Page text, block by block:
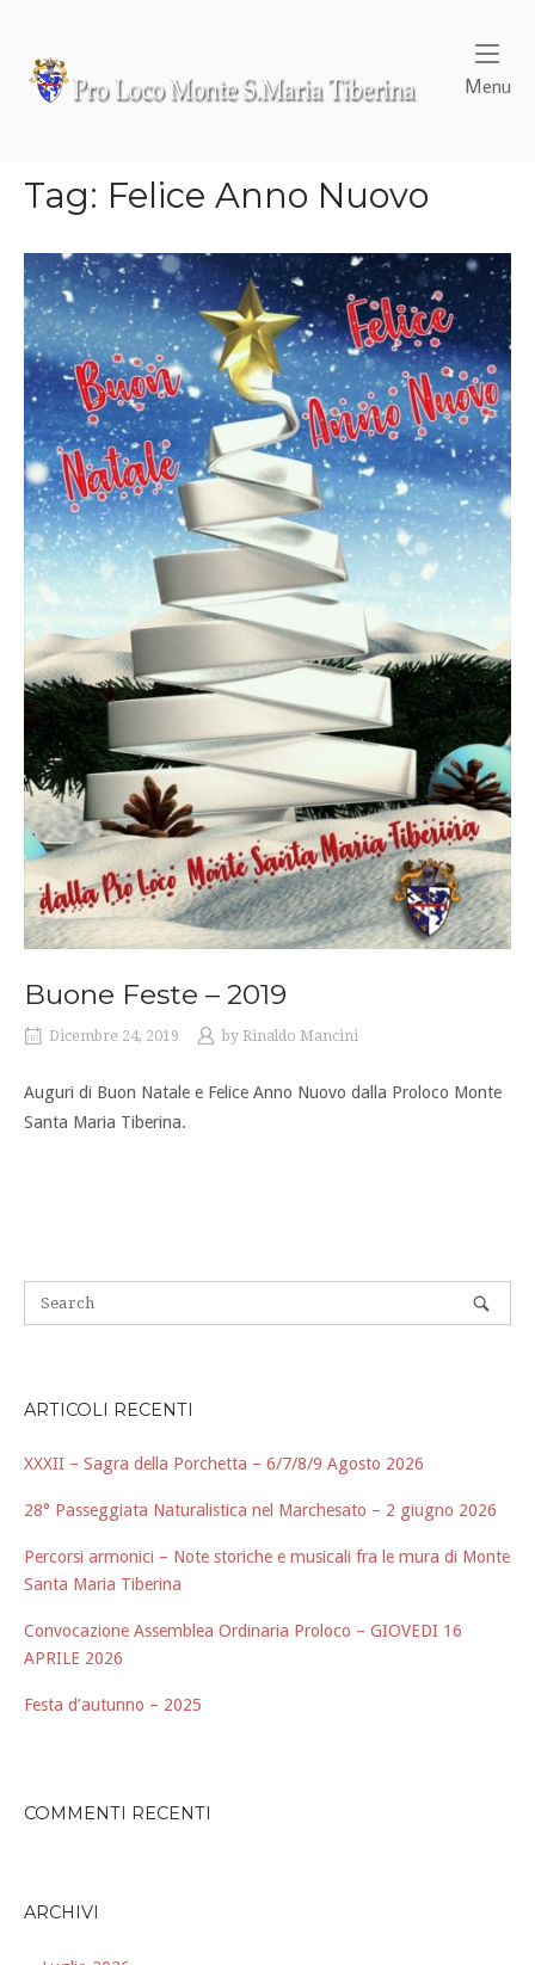
content
Home
Menu
Tag: Felice Anno Nuovo
Buone Feste – 2019
Dicembre 24, 2019 by Rinaldo Mancini
Auguri di Buon Natale e Felice Anno Nuovo dalla Proloco Monte
Santa Maria Tiberina.
ARTICOLI RECENTI
XXXII – Sagra della Porchetta – 6/7/8/9 Agosto 2026
28° Passeggiata Naturalistica nel Marchesato – 2 giugno 2026
Percorsi armonici – Note storiche e musicali fra le mura di Monte
Santa Maria Tiberina
Convocazione Assemblea Ordinaria Proloco – GIOVEDI 16
APRILE 2026
Festa d’autunno – 2025
COMMENTI RECENTI
ARCHIVI